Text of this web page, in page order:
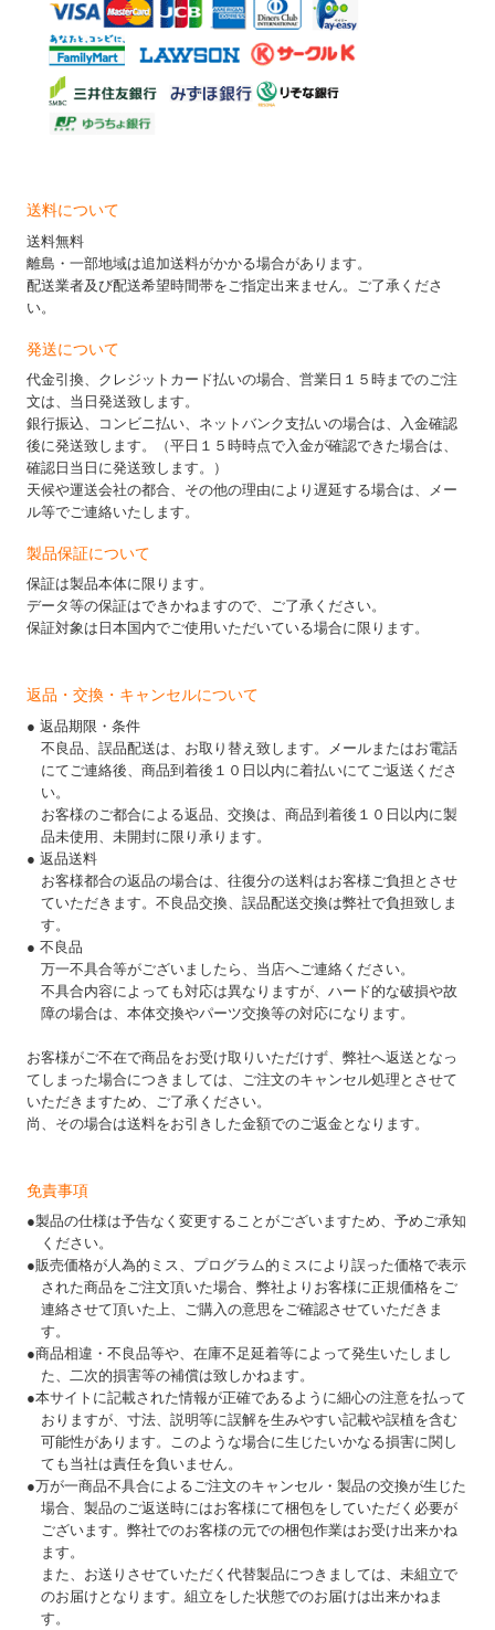
送料について
送料無料
離島・一部地域は追加送料がかかる場合があります。
配送業者及び配送希望時間帯をご指定出来ません。ご了承くださ
い。
発送について
代金引換、クレジットカード払いの場合、営業日１５時までのご注
文は、当日発送致します。
銀行振込、コンビニ払い、ネットバンク支払いの場合は、入金確認
後に発送致します。（平日１５時時点で入金が確認できた場合は、
確認日当日に発送致します。）
天候や運送会社の都合、その他の理由により遅延する場合は、メー
ル等でご連絡いたします。
製品保証について
保証は製品本体に限ります。
データ等の保証はできかねますので、ご了承ください。
保証対象は日本国内でご使用いただいている場合に限ります。
返品・交換・キャンセルについて
● 返品期限・条件
不良品、誤品配送は、お取り替え致します。メールまたはお電話
にてご連絡後、商品到着後１０日以内に着払いにてご返送くださ
い。
お客様のご都合による返品、交換は、商品到着後１０日以内に製
品未使用、未開封に限り承ります。
● 返品送料
お客様都合の返品の場合は、往復分の送料はお客様ご負担とさせ
ていただきます。不良品交換、誤品配送交換は弊社で負担致しま
す。
● 不良品
万一不具合等がございましたら、当店へご連絡ください。
不具合内容によっても対応は異なりますが、ハード的な破損や故
障の場合は、本体交換やパーツ交換等の対応になります。
お客様がご不在で商品をお受け取りいただけず、弊社へ返送となっ
てしまった場合につきましては、ご注文のキャンセル処理とさせて
いただきますため、ご了承ください。
尚、その場合は送料をお引きした金額でのご返金となります。
免責事項
●製品の仕様は予告なく変更することがございますため、予めご承知
ください。
●販売価格が人為的ミス、プログラム的ミスにより誤った価格で表示
された商品をご注文頂いた場合、弊社よりお客様に正規価格をご
連絡させて頂いた上、ご購入の意思をご確認させていただきま
す。
●商品相違・不良品等や、在庫不足延着等によって発生いたしまし
た、二次的損害等の補償は致しかねます。
●本サイトに記載された情報が正確であるように細心の注意を払って
おりますが、寸法、説明等に誤解を生みやすい記載や誤植を含む
可能性があります。このような場合に生じたいかなる損害に関し
ても当社は責任を負いません。
●万が一商品不具合によるご注文のキャンセル・製品の交換が生じた
場合、製品のご返送時にはお客様にて梱包をしていただく必要が
ございます。弊社でのお客様の元での梱包作業はお受け出来かね
ます。
また、お送りさせていただく代替製品につきましては、未組立で
のお届けとなります。組立をした状態でのお届けは出来かねま
す。